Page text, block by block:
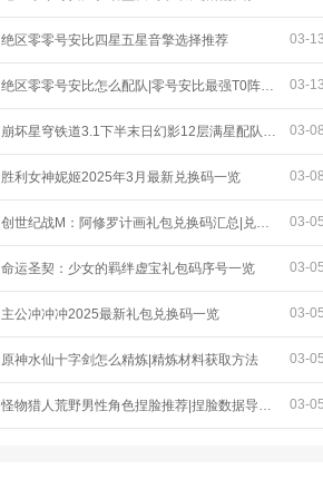
绝区零零号安比四星五星音擎选择推荐 03-
绝区零零号安比怎么配队|零号安比最强T0阵容推荐 03-
崩坏星穹铁道3.1下半末日幻影12层满星配队推荐 03-
胜利女神妮姬2025年3月最新兑换码一览 03-
创世纪战M：阿修罗计画礼包兑换码汇总|兑换码使用教程 03-
命运圣契：少女的羁绊虚宝礼包码序号一览 03-
主公冲冲冲2025最新礼包兑换码一览 03-
原神水仙十字剑怎么精炼|精炼材料获取方法 03-
怪物猎人荒野男性角色捏脸推荐|捏脸数据导入教程 03-